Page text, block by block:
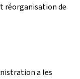
réorganisation de
a les